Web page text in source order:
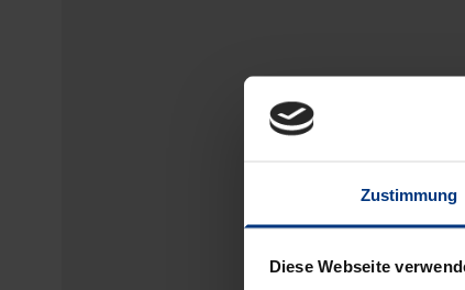
Zustimmung
Diese Webseite